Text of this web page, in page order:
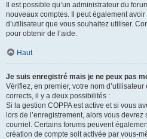
Il est possible qu’un administrateur du
nouveaux comptes. Il peut également
d’utilisateur que vous souhaitez utiliser.
pour obtenir de l’aide.
Haut
Je suis enregistré mais je ne peux pas
Vérifiez, en premier, votre nom d’utilisateur
corrects, il y a deux possibilités :
Si la gestion COPPA est active et si vous
lors de l’enregistrement, alors vous
courriel. Certains forums peuvent
création de compte soit activée par vous-